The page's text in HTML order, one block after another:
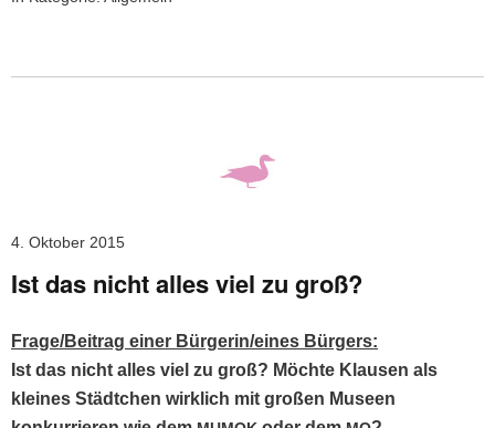
4. Oktober 2015
Ist das nicht alles viel zu groß?
Frage/Beitrag ein­er Bürgerin/eines Bürgers:
Ist das nicht alles viel zu groß? Möchte Klausen als
kleines Städtchen wirk­lich mit großen Museen